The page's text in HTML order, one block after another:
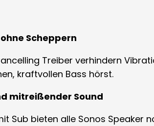
Scheppern
Treiber verhindern
kraftvollen Bass hörst.
mitreißender Sound
Sub bieten alle Sonos Speaker